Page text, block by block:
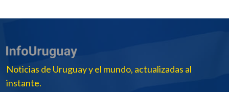
Noticias de Uruguay y el mundo, actualizadas al
instante.